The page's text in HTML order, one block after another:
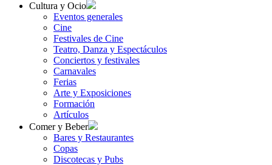
Cultura y Ocio
Eventos generales
Cine
Festivales de Cine
Teatro, Danza y Espectáculos
Conciertos y festivales
Carnavales
Ferias
Arte y Exposiciones
Formación
Artículos
Comer y Beber
Bares y Restaurantes
Copas
Discotecas y Pubs